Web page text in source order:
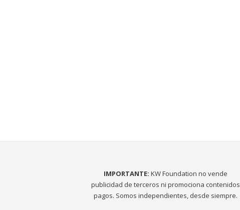
IMPORTANTE: KW Foundation no vende
publicidad de terceros ni promociona contenidos
pagos. Somos independientes, desde siempre.